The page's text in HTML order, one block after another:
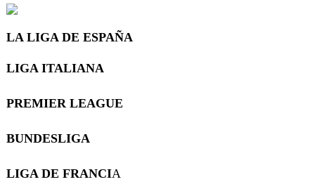
LA LIGA DE ESPAÑA
LIGA ITALIANA
PREMIER LEAGUE
BUNDESLIGA
LIGA DE FRANCIA